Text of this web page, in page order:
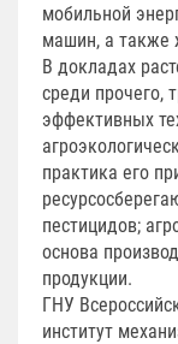
мобильной
машин, а также
В докладах
среди прочего,
эффективных
практика его
пестицидов;
основа
продукции.
ГНУ
институт